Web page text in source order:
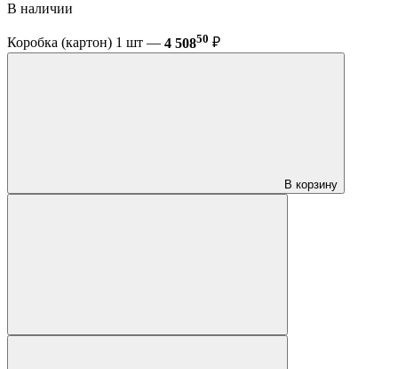
В наличии
Коробка (картон) 1 шт — 4 50850 ₽
В корзину